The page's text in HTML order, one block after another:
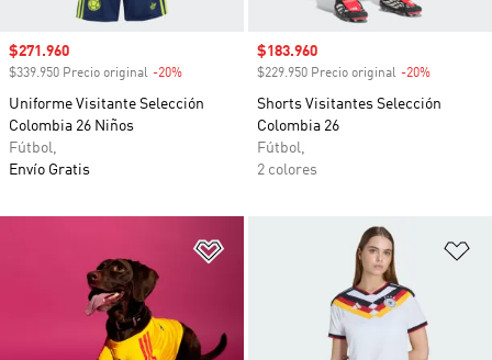
Precio de venta
$271.960
$339.950 Precio original -20%
Uniforme Visitante Selección
Colombia 26 Niños
Fútbol,
Envío Gratis
Precio de venta
$183.960
$229.950 Precio original -20%
Shorts Visitantes Selección
Colombia 26
Fútbol,
2 colores
Añadir a la lista de deseos